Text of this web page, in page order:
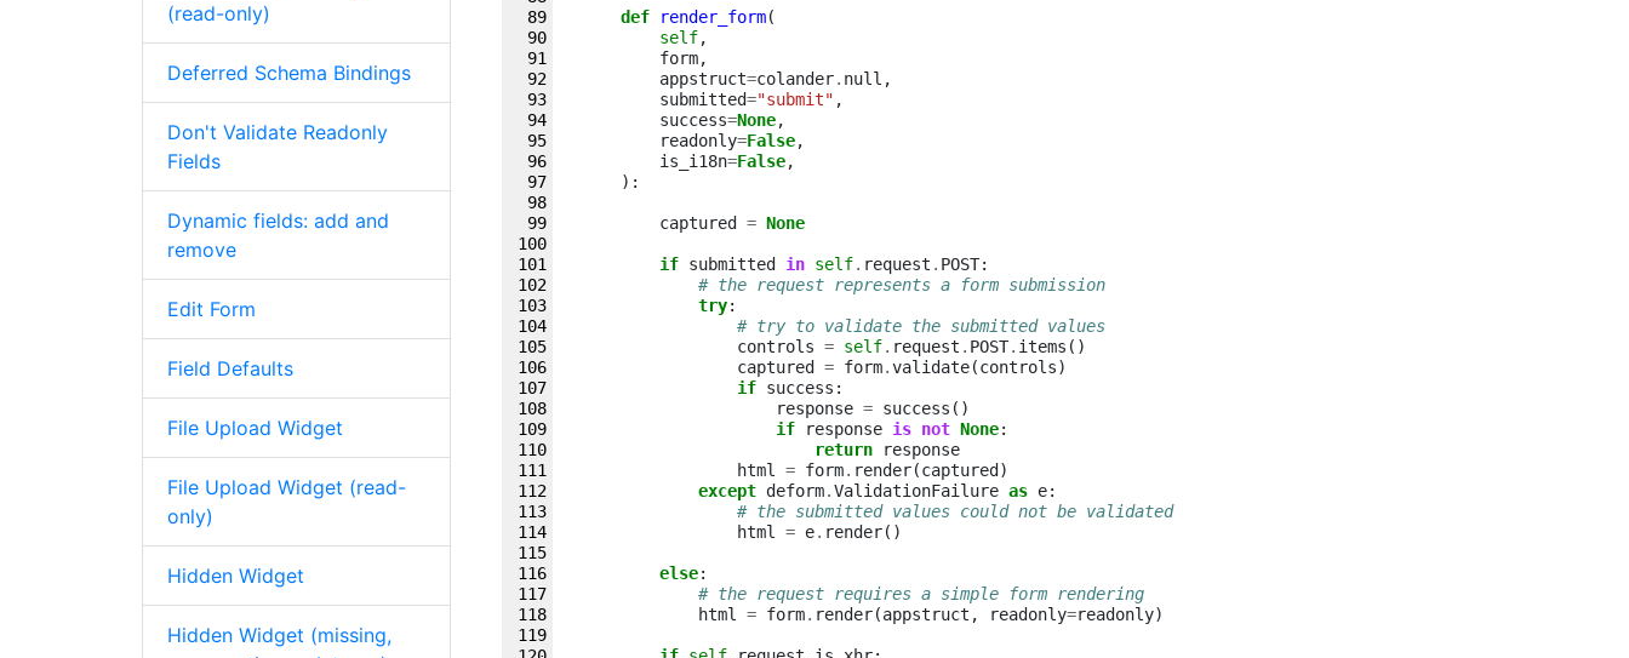
(read-only)
Deferred Schema Bindings
Don't Validate Readonly
Fields
Dynamic fields: add and
remove
Edit Form
Field Defaults
File Upload Widget
File Upload Widget (read-
only)
Hidden Widget
Hidden Widget (missing,
def render_form(
self,
form,
appstruct=colander. null ,
submitted="submit" ,
success=None,
readonly=False,
is_i18n=False,
):
captured = None
if submitted in self. request . POST:
# the request represents a form submission
try:
# try to validate the submitted values
controls = self. request . POST. items ()
captured
= form.validate(controls)
if success :
response = success ()
if
response is not None:
return
response
html
= form. render(captured )
except deform.ValidationFailure as e:
# the submitted values could not be validated
html
= e. render()
else:
# the request requires a simple form rendering
html
= form. render(appstruct , readonly=readonly)